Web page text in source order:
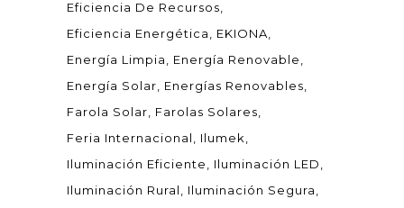
Eficiencia De Recursos
Eficiencia Energética
EKIONA
Energía Limpia
Energía Renovable
Energía Solar
Energías Renovables
Farola Solar
Farolas Solares
Feria Internacional
Ilumek
Iluminación Eficiente
Iluminación LED
Iluminación Rural
Iluminación Segura